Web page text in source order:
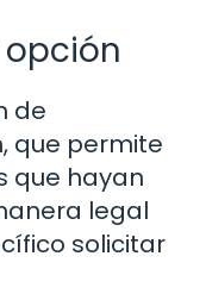
de
que permite
que hayan
legal
solicitar